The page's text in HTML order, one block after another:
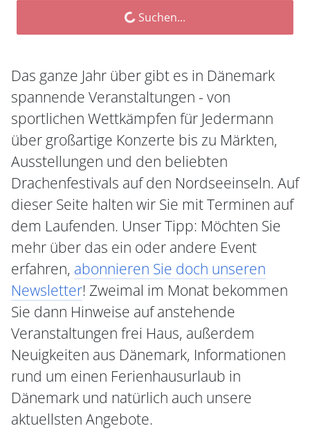
Suchen...
Das ganze Jahr über gibt es in Dänemark
spannende Veranstaltungen - von
sportlichen Wettkämpfen für Jedermann
über großartige Konzerte bis zu Märkten,
Ausstellungen und den beliebten
Drachenfestivals auf den Nordseeinseln. Auf
dieser Seite halten wir Sie mit Terminen auf
dem Laufenden. Unser Tipp: Möchten Sie
mehr über das ein oder andere Event
erfahren, abonnieren Sie doch unseren
Newsletter! Zweimal im Monat bekommen
Sie dann Hinweise auf anstehende
Veranstaltungen frei Haus, außerdem
Neuigkeiten aus Dänemark, Informationen
rund um einen Ferienhausurlaub in
Dänemark und natürlich auch unsere
aktuellsten Angebote.